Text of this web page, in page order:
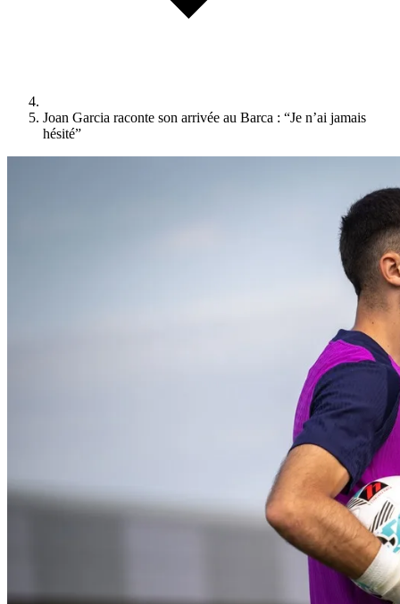
Joan Garcia raconte son arrivée au Barca : “Je n’ai jamais
hésité”